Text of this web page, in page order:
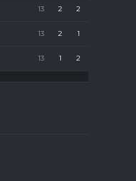
13 2 2
13 2 1
13 1 2